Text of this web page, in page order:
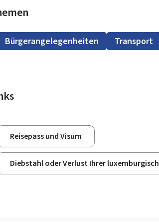
Bürgerangelegenheiten Transport
Reisepass und Visum
Diebstahl oder Verlust Ihrer